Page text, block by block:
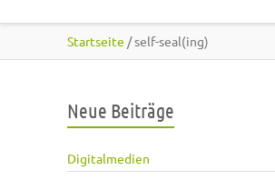
Startseite / self-seal(ing)
Neue Beiträge
Digitalmedien